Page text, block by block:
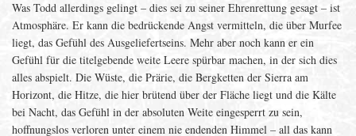
Was Todd allerdings gelingt – dies sei zu seiner Ehrenrettung gesagt – ist
Atmosphäre. Er kann die bedrückende Angst vermitteln, die über Murfee
liegt, das Gefühl des Ausgeliefertseins. Mehr aber noch kann er ein
Gefühl für die titelgebende weite Leere spürbar machen, in der sich dies
alles abspielt. Die Wüste, die Prärie, die Bergketten der Sierra am
Horizont, die Hitze, die hier brütend über der Fläche liegt und die Kälte
bei Nacht, das Gefühl in der absoluten Weite eingesperrt zu sein,
hoffnungslos verloren unter einem nie endenden Himmel – all das kann